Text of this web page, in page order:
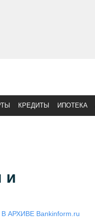
КРЕДИТЫ ИПОТЕКА
и
АРХИВЕ Bankinform.ru